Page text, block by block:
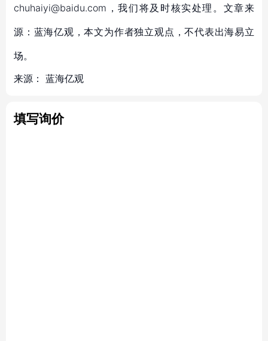
chuhaiyi@baidu.com，我们将及时核实处理。文章来
源：蓝海亿观，本文为作者独立观点，不代表出海易立
场。
来源： 蓝海亿观
填写询价